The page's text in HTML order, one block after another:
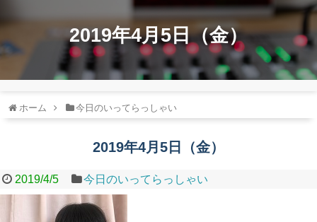
2019年4月5日（金）
ホーム 今日のいってらっしゃい
2019年4月5日（金）
2019/4/5 今日のいってらっしゃい